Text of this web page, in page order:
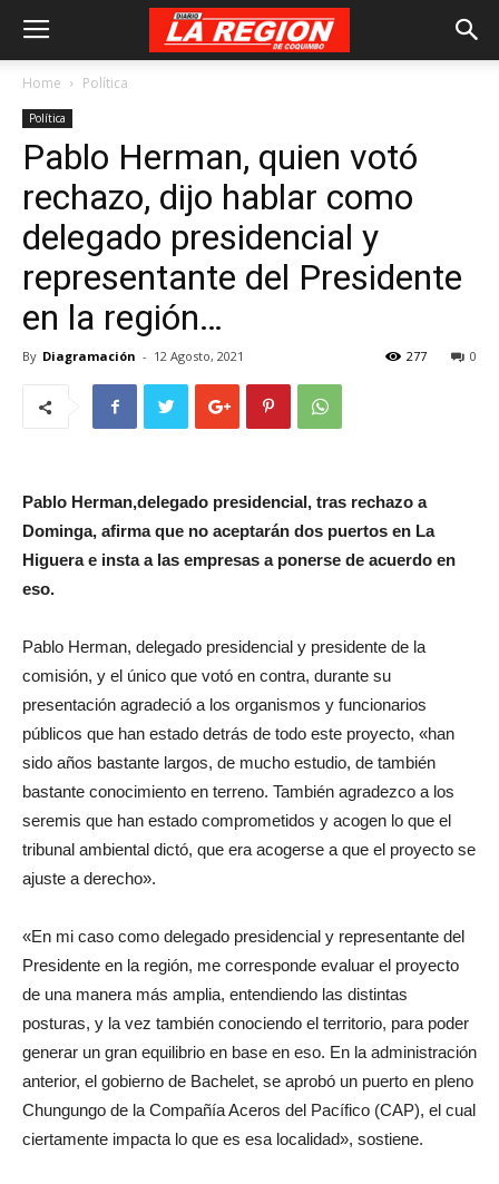
Home Política
Política
Pablo Herman, quien votó
rechazo, dijo hablar como
delegado presidencial y
representante del Presidente
en la región…
By Diagramación - 12 Agosto, 2021 0
277
Pablo Herman,delegado presidencial, tras rechazo a
Dominga, afirma que no aceptarán dos puertos en La
Higuera e insta a las empresas a ponerse de acuerdo en
eso.
Pablo Herman, delegado presidencial y presidente de la
comisión, y el único que votó en contra, durante su
presentación agradeció a los organismos y funcionarios
públicos que han estado detrás de todo este proyecto, «han
sido años bastante largos, de mucho estudio, de también
bastante conocimiento en terreno. También agradezco a los
seremis que han estado comprometidos y acogen lo que el
tribunal ambiental dictó, que era acogerse a que el proyecto se
ajuste a derecho».
«En mi caso como delegado presidencial y representante del
Presidente en la región, me corresponde evaluar el proyecto
de una manera más amplia, entendiendo las distintas
posturas, y la vez también conociendo el territorio, para poder
generar un gran equilibrio en base en eso. En la administración
anterior, el gobierno de Bachelet, se aprobó un puerto en pleno
Chungungo de la Compañía Aceros del Pacífico (CAP), el cual
ciertamente impacta lo que es esa localidad», sostiene.